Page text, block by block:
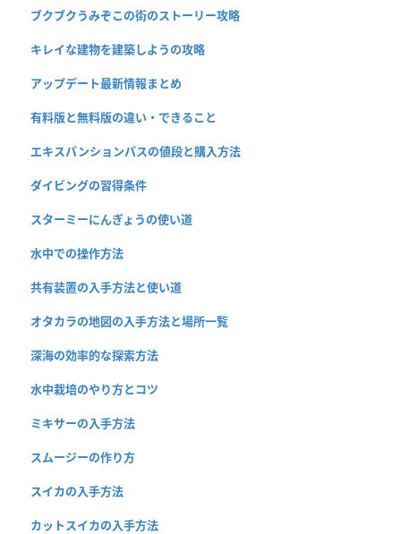
ブクブクうみぞこの街のストーリー攻略
キレイな建物を建築しようの攻略
アップデート最新情報まとめ
有料版と無料版の違い・できること
エキスパンションパスの値段と購入方法
ダイビングの習得条件
スターミーにんぎょうの使い道
水中での操作方法
共有装置の入手方法と使い道
オタカラの地図の入手方法と場所一覧
深海の効率的な探索方法
水中栽培のやり方とコツ
ミキサーの入手方法
スムージーの作り方
スイカの入手方法
カットスイカの入手方法